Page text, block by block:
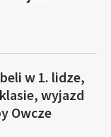
w 1. lidze,
wyjazd
Owcze